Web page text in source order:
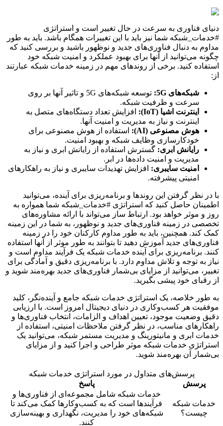
دنیای فناوری به سرعت در حال تغییر است و استراتژی
#خدمات_شبکه شما نیز باید با این تغییرات همگام باشد. باید به طور
مداوم به دنبال فناوری‌های جدید و نوظهور باشید و بررسی کنید که
چگونه می‌توانید از آنها برای بهبود عملکرد و امنیت شبکه خود
استفاده کنید. برخی از روندهای مهم در زمینه خدمات شبکه عبارتند
از:
شبکه‌های 5G:
توسعه شبکه‌های 5G و تاثیر آنها بر روی
سرعت و ظرفیت شبکه.
اینترنت اشیا (IoT):
افزایش تعداد دستگاه‌های متصل به
اینترنت و نیاز به مدیریت و امنیت آنها.
هوش مصنوعی (AI):
استفاده از هوش مصنوعی برای
خودکارسازی وظایف شبکه و بهبود امنیت.
رایانش ابری: گسترش استفاده از رایانش ابری و نیاز به
مدیریت و امنیت داده‌ها در ابر.
امنیت سایبری: افزایش تهدیدات سایبری و نیاز به راهکارهای
امنیتی پیشرفته.
با در نظر گرفتن این روندها و برنامه‌ریزی برای آینده، می‌توانید
اطمینان حاصل کنید که استراتژی #خدمات_شبکه شما همواره به
روز و موثر خواهد بود. ارتباط ساز می‌تواند با ارائه مشاوره‌های
تخصصی در زمینه فناوری‌های جدید و نوظهور، به شما در این زمینه
کمک کند. همچنین، باید به طور مداوم کارکنان خود را در زمینه
فناوری‌های جدید آموزش دهید تا بتوانند به طور موثر از آنها استفاده
کنند. برنامه‌ریزی برای آینده خدمات شبکه یک فرآیند مداوم است و
نیاز به توجه و تلاش مداوم دارد. با برنامه‌ریزی دقیق و آمادگی برای
تغییر، می‌توانید از مزایای بی‌شمار فناوری‌های جدید بهره‌مند شوید و
از رقبای خود پیشی بگیرید.
به طور خلاصه، یک استراتژی خدمات شبکه جامع و آینده‌نگر، کلید
موفقیت هر کسب‌وکاری در دنیای دیجیتال امروز است. با ارزیابی
دقیق وضعیت موجود، تعیین اهداف و الزامات، انتخاب فناوری‌ها و
راهکارهای مناسب، در نظر گرفتن ملاحظات امنیتی، استفاده از
خدمات ابری و مانیتورینگ و مدیریت مستمر شبکه، می‌توانید یک
استراتژی خدمات شبکه موثر طراحی و اجرا کنید و از مزایای
بی‌شمار آن بهره‌مند شوید.
پرسش‌های متداول در مورد استراتژی خدمات شبکه
پرسش
پاسخ
خدمات شبکه
چیست؟
خدمات شبکه شامل مجموعه‌ای از فناوری‌ها و
فرآیندها است که به کسب‌وکارها کمک می‌کند تا
شبکه‌های خود را مدیریت، نگهداری و بهینه‌سازی
کنند.